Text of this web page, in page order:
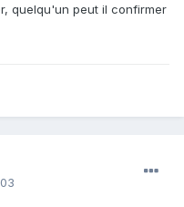
quelqu'un peut il confirmer